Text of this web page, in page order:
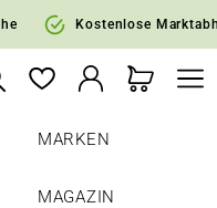
springenKostenlose
MARKEN
MAGAZIN